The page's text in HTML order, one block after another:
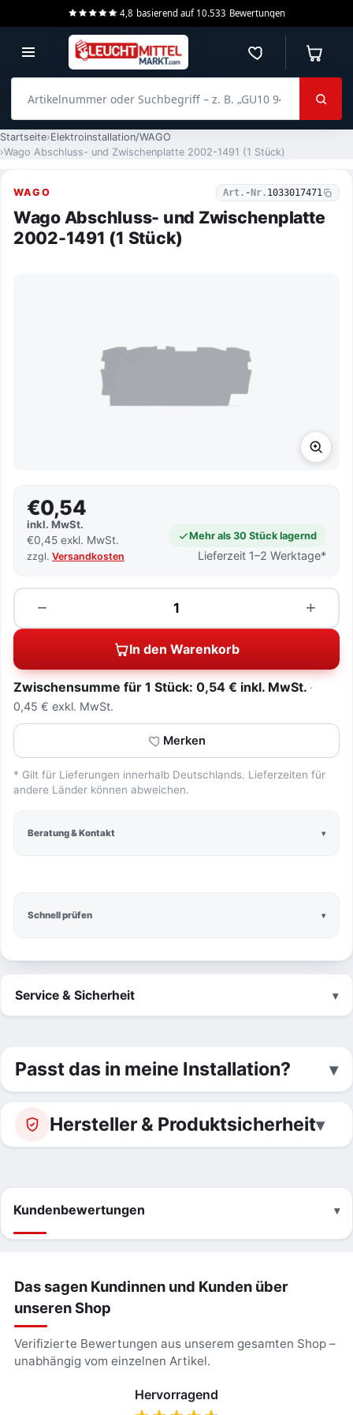
4,8 basierend auf 10.533 Bewertungen
Merkzettel
Startseite Elektroinstallation/WAGO
Wago Abschluss- und Zwischenplatte 2002-1491 (1 Stück)
WAGO Art.-Nr. 1033017471
Wago Abschluss- und Zwischenplatte
2002-1491 (1 Stück)
Schnell prüfen
€0,54
inkl. MwSt.
€0,45 exkl. MwSt.
zzgl. Versandkosten
Mehr als 30 Stück lagernd
Lieferzeit 1–2 Werktage*
−
Menge +
In den Warenkorb
Zwischensumme für 1 Stück: 0,54 € inkl. MwSt.
0,45 € exkl. MwSt.
Merken
* Gilt für Lieferungen innerhalb Deutschlands. Lieferzeiten für
andere Länder können abweichen.
Beratung & Kontakt
Service & Sicherheit
Passt das in meine Installation?
Hersteller & Produktsicherheit
Kundenbewertungen
Das sagen Kundinnen und Kunden über
unseren Shop
Verifizierte Bewertungen aus unserem gesamten Shop –
unabhängig vom einzelnen Artikel.
Hervorragend